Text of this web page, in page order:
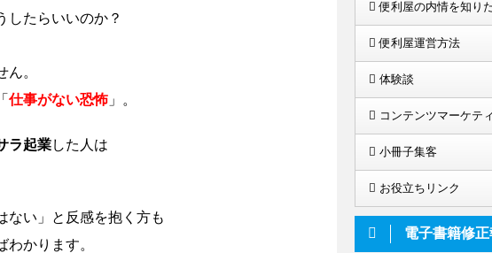
。
仕事がない恐怖 」。
ラ起業した人は
ない」と反感を抱く方も
かります。
便利屋の内情を知り
便利屋運営方法
体験談
コンテンツマーケテ
小冊子集客
お役立ちリンク
電子書籍修